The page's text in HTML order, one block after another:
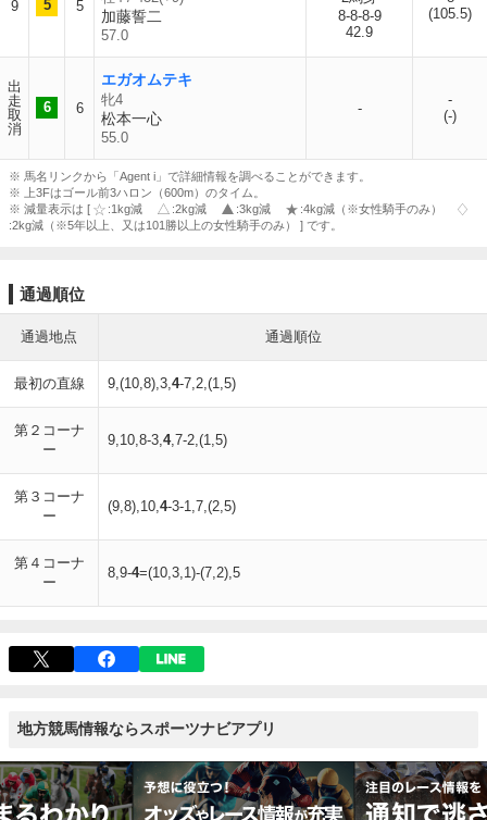
9 5 5
加藤誓二
57.0
8-8-8-9
42.9
(105.5)
出
走
取
消
6 6
エガオムテキ
牝4
松本一心
55.0
-
-
(-)
※ 馬名リンクから「Agent i」で詳細情報を調べることができます。
※ 上3Fはゴール前3ハロン（600m）のタイム。
※ 減量表示は [
:1kg減 :2kg減 :3kg減
:4kg減（※女性騎手のみ）
:2kg減（※5年以上、又は101勝以上の女性騎手のみ） ] です。
通過順位
通過地点 通過順位
最初の直線 9,(10,8),3,4-7,2,(1,5)
第２コーナ
ー
9,10,8-3,4,7-2,(1,5)
第３コーナ
ー
(9,8),10,4-3-1,7,(2,5)
第４コーナ
ー
8,9-4=(10,3,1)-(7,2),5
地方競馬情報ならスポーツナビアプリ